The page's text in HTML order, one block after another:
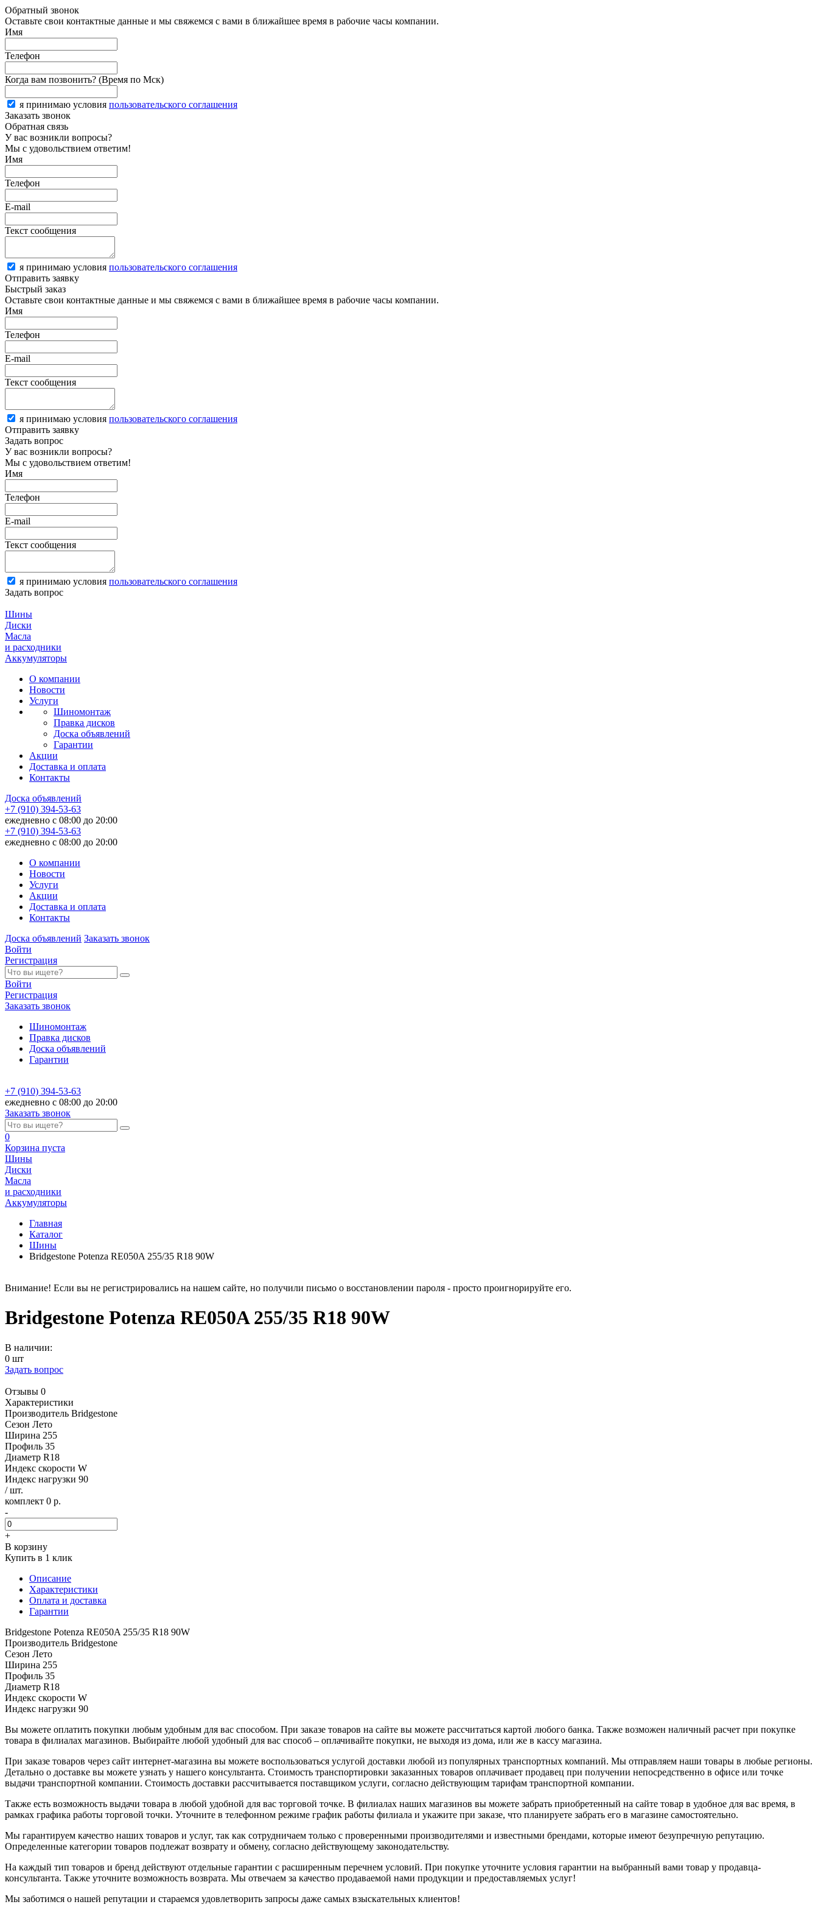
Обратный звонок
Оставьте свои контактные данные и мы свяжемся с вами в ближайшее время в рабочие часы компании.
Имя
Телефон
Когда вам позвонить? (Время по Мск)
я принимаю условия пользовательского соглашения
Заказать звонок
Обратная связь
У вас возникли вопросы?
Мы с удовольствием ответим!
Имя
Телефон
E-mail
Текст сообщения
я принимаю условия пользовательского соглашения
Отправить заявку
Быстрый заказ
Оставьте свои контактные данные и мы свяжемся с вами в ближайшее время в рабочие часы компании.
Имя
Телефон
E-mail
Текст сообщения
я принимаю условия пользовательского соглашения
Отправить заявку
Задать вопрос
У вас возникли вопросы?
Мы с удовольствием ответим!
Имя
Телефон
E-mail
Текст сообщения
я принимаю условия пользовательского соглашения
Задать вопрос
Шины
Диски
Масла
и расходники
Аккумуляторы
О компании
Новости
Услуги
Шиномонтаж
Правка дисков
Доска объявлений
Гарантии
Акции
Доставка и оплата
Контакты
Доска объявлений
+7 (910) 394-53-63
ежедневно с 08:00 до 20:00
+7 (910) 394-53-63
ежедневно с 08:00 до 20:00
О компании
Новости
Услуги
Акции
Доставка и оплата
Контакты
Доска объявлений Заказать звонок
Войти
Регистрация
Войти
Регистрация
Заказать звонок
Шиномонтаж
Правка дисков
Доска объявлений
Гарантии
+7 (910) 394-53-63
ежедневно с 08:00 до 20:00
Заказать звонок
0
Корзина пуста
Шины
Диски
Масла
и расходники
Аккумуляторы
Главная
Каталог
Шины
Bridgestone Potenza RE050A 255/35 R18 90W
Внимание! Если вы не регистрировались на нашем сайте, но получили письмо о восстановлении пароля - просто проигнорируйте его.
Bridgestone Potenza RE050A 255/35 R18 90W
В наличии:
0 шт
Задать вопрос
Отзывы 0
Характеристики
Производитель Bridgestone
Сезон Лето
Ширина 255
Профиль 35
Диаметр R18
Индекс скорости W
Индекс нагрузки 90
/ шт.
комплект 0 р.
-
+
В корзину
Купить в 1 клик
Описание
Характеристики
Оплата и доставка
Гарантии
Bridgestone Potenza RE050A 255/35 R18 90W
Производитель Bridgestone
Сезон Лето
Ширина 255
Профиль 35
Диаметр R18
Индекс скорости W
Индекс нагрузки 90
Вы можете оплатить покупки любым удобным для вас способом. При заказе товаров на сайте вы можете рассчитаться картой любого банка. Также возможен наличный расчет при покупке
товара в филиалах магазинов. Выбирайте любой удобный для вас способ – оплачивайте покупки, не выходя из дома, или же в кассу магазина.
При заказе товаров через сайт интернет-магазина вы можете воспользоваться услугой доставки любой из популярных транспортных компаний. Мы отправляем наши товары в любые регионы.
Детально о доставке вы можете узнать у нашего консультанта. Стоимость транспортировки заказанных товаров оплачивает продавец при получении непосредственно в офисе или точке
выдачи транспортной компании. Стоимость доставки рассчитывается поставщиком услуги, согласно действующим тарифам транспортной компании.
Также есть возможность выдачи товара в любой удобной для вас торговой точке. В филиалах наших магазинов вы можете забрать приобретенный на сайте товар в удобное для вас время, в
рамках графика работы торговой точки. Уточните в телефонном режиме график работы филиала и укажите при заказе, что планируете забрать его в магазине самостоятельно.
Мы гарантируем качество наших товаров и услуг, так как сотрудничаем только с проверенными производителями и известными брендами, которые имеют безупречную репутацию.
Определенные категории товаров подлежат возврату и обмену, согласно действующему законодательству.
На каждый тип товаров и бренд действуют отдельные гарантии с расширенным перечнем условий. При покупке уточните условия гарантии на выбранный вами товар у продавца-
консультанта. Также уточните возможность возврата. Мы отвечаем за качество продаваемой нами продукции и предоставляемых услуг!
Мы заботимся о нашей репутации и стараемся удовлетворить запросы даже самых взыскательных клиентов!